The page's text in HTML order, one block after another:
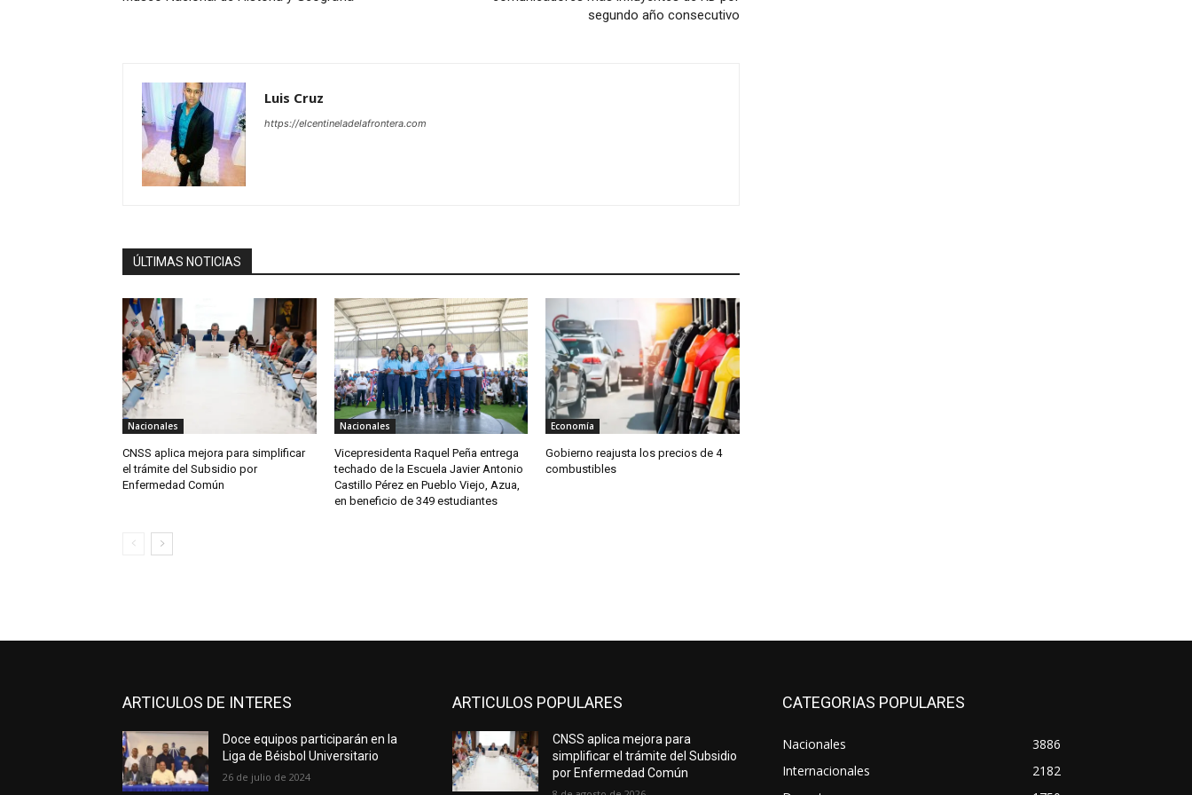
segundo año consecutivo
Luis Cruz
https://elcentineladelafrontera.com
ÚLTIMAS NOTICIAS
Nacionales
CNSS aplica mejora para simplificar
el trámite del Subsidio por
Enfermedad Común
Nacionales
Vicepresidenta Raquel Peña entrega
techado de la Escuela Javier Antonio
Castillo Pérez en Pueblo Viejo, Azua,
en beneficio de 349 estudiantes
Economía
Gobierno reajusta los precios de 4
combustibles
ARTICULOS DE INTERES
Doce equipos participarán en la
Liga de Béisbol Universitario
26 de julio de 2024
ARTICULOS POPULARES
CNSS aplica mejora para
simplificar el trámite del Subsidio
por Enfermedad Común
CATEGORIAS POPULARES
Nacionales
3886
Internacionales
2182